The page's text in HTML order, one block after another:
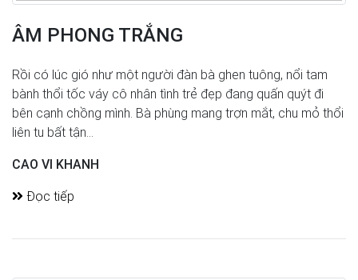
ÂM PHONG TRẮNG
Rồi có lúc gió như một người đàn bà ghen tuông, nổi tam
bành thổi tốc váy cô nhân tình trẻ đẹp đang quấn quýt đi
bên cạnh chồng mình. Bà phùng mang trợn mắt, chu mỏ thổi
liên tu bất tận...
CAO VI KHANH
Đọc tiếp